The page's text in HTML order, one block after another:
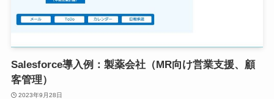
Salesforce導入例：製薬会社（MR向け営業支援、顧
客管理）
2023年9月28日